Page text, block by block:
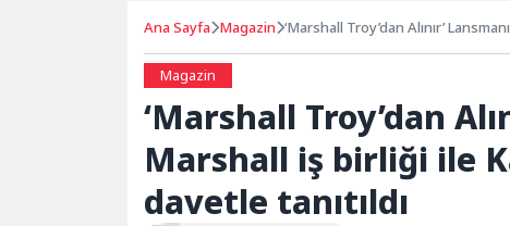
Ana Sayfa Magazin ‘Marshall Troy’dan Alınır’
Magazin
‘Marshall Troy’dan
Marshall iş birliği ile
davetle tanıtıldı